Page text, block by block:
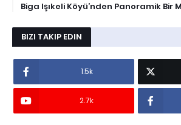
Biga Işıkeli Köyü’nden Panoramik Bir
BIZI TAKIP EDIN
1.5k
2.7k